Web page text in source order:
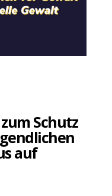
Schutz
auf